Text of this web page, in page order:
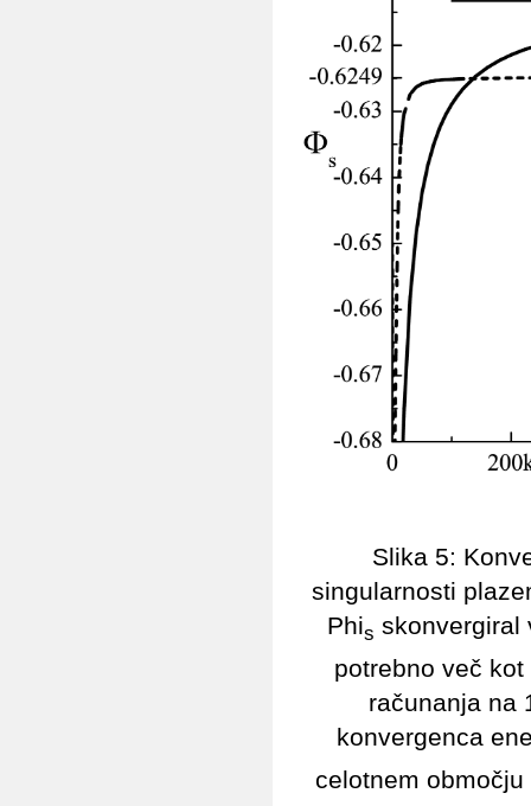
Slika 5:
singularnosti
Phis skonvergiral
potrebno več
računanja na
konvergenca
celotnem območju